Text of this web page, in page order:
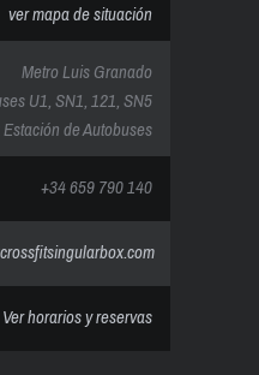
ver mapa de situación
Metro Luis Granado
U1, SN1, 121, SN5
de Autobuses
+34 659 790 140
Ver horarios y reservas